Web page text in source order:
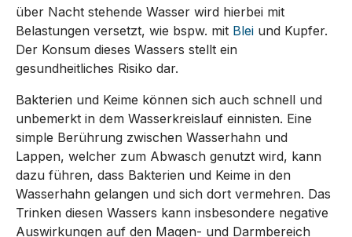
über Nacht stehende Wasser wird hierbei mit
Belastungen versetzt, wie bspw. mit Blei und Kupfer.
Der Konsum dieses Wassers stellt ein
gesundheitliches Risiko dar.
Bakterien und Keime können sich auch schnell und
unbemerkt in dem Wasserkreislauf einnisten. Eine
simple Berührung zwischen Wasserhahn und
Lappen, welcher zum Abwasch genutzt wird, kann
dazu führen, dass Bakterien und Keime in den
Wasserhahn gelangen und sich dort vermehren. Das
Trinken diesen Wassers kann insbesondere negative
Auswirkungen auf den Magen- und Darmbereich